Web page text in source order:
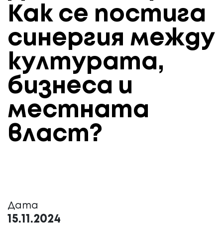
Как се постига
синергия между
културата,
бизнеса и
местната
власт?
Дата
15.11.2024